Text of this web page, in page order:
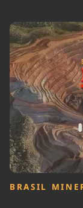
Agronegócios
Brasil
Brasil Mineral
Ciência &
Tecnologia
Cinema
BRASIL